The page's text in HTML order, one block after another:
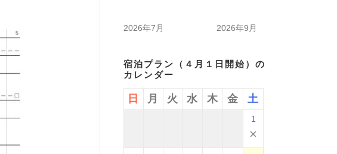
2026年7月 2026年9月
宿泊プラン（４月１日開始）の
カレンダー
日 月 火 水 木 金 土
1
×